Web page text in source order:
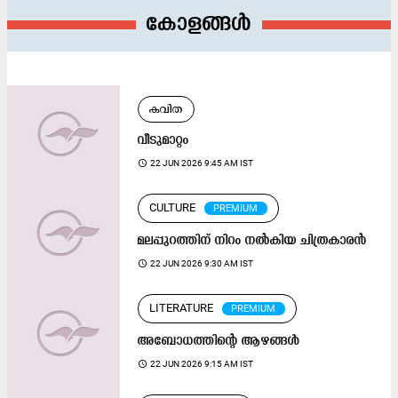
കോളങ്ങൾ
കവിത
വീടുമാറ്റം
access_time 22 JUN 2026 9:45 AM IST
CULTURE PREMIUM
മലപ്പുറത്തിന് നിറം നൽകിയ ചിത്രകാരൻ
access_time 22 JUN 2026 9:30 AM IST
LITERATURE PREMIUM
അബോധത്തിന്റെ ആഴങ്ങൾ
access_time 22 JUN 2026 9:15 AM IST